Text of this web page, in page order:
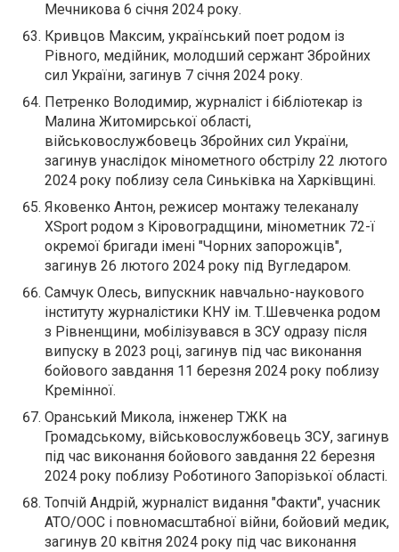
Мечникова 6 січня 2024 року.
Кривцов Максим, український поет родом із
Рівного, медійник, молодший сержант Збройних
сил України, загинув 7 січня 2024 року.
Петренко Володимир, журналіст і бібліотекар із
Малина Житомирської області,
військовослужбовець Збройних сил України,
загинув унаслідок мінометного обстрілу 22 лютого
2024 року поблизу села Синьківка на Харківщині.
Яковенко Антон, режисер монтажу телеканалу
XSport родом з Кіровоградщини, мінометник 72-ї
окремої бригади імені "Чорних запорожців",
загинув 26 лютого 2024 року під Вугледаром.
Самчук Олесь, випускник навчально-наукового
інституту журналістики КНУ ім. Т.Шевченка родом
з Рівненщини, мобілізувався в ЗСУ одразу після
випуску в 2023 році, загинув під час виконання
бойового завдання 11 березня 2024 року поблизу
Кремінної.
Оранський Микола, інженер ТЖК на
Громадському, військовослужбовець ЗСУ, загинув
під час виконання бойового завдання 22 березня
2024 року поблизу Роботиного Запорізької області.
Топчій Андрій, журналіст видання "Факти", учасник
АТО/ООС і повномасштабної війни, бойовий медик,
загинув 20 квітня 2024 року під час виконання